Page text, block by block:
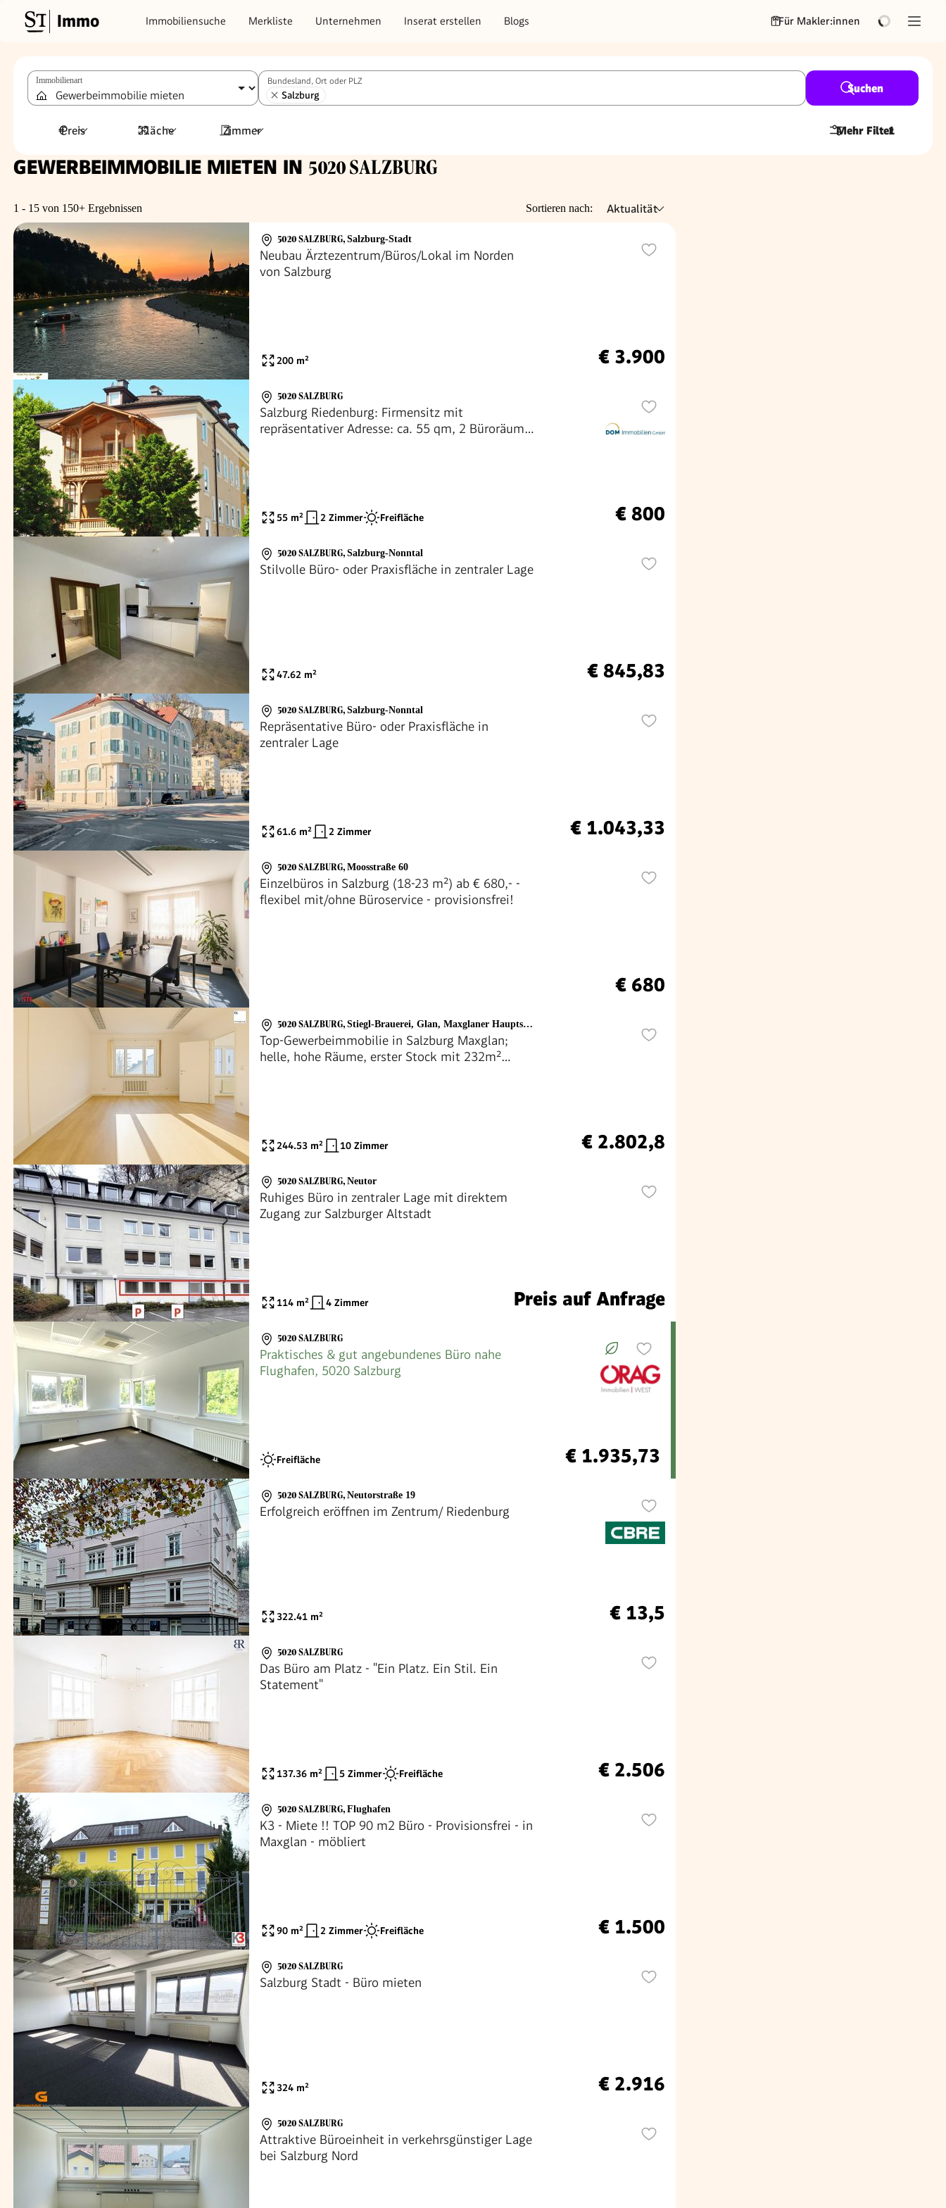
Immo Immobiliensuche Merkliste Unternehmen Inserat erstellen Blogs Für Makler:innen
Immobilienart Bundesland, Ort oder PLZ
Salzburg
Suchen
Preis Fläche Zimmer Mehr Filter
1
GEWERBEIMMOBILIE MIETEN IN 5020 SALZBURG
1 - 15 von 150+ Ergebnissen Sortieren nach: Aktualität
5020 SALZBURG, Salzburg-Stadt
Neubau Ärztezentrum/Büros/Lokal im Norden
von Salzburg
200 m² € 3.900
5020 SALZBURG
Salzburg Riedenburg: Firmensitz mit
repräsentativer Adresse: ca. 55 qm, 2 Büroräume
55 m² 2 Zimmer Freifläche € 800
5020 SALZBURG, Salzburg-Nonntal
Stilvolle Büro- oder Praxisfläche in zentraler Lage
47.62 m² € 845,83
5020 SALZBURG, Salzburg-Nonntal
Repräsentative Büro- oder Praxisfläche in
zentraler Lage
61.6 m² 2 Zimmer € 1.043,33
5020 SALZBURG, Moosstraße 60
Einzelbüros in Salzburg (18-23 m²) ab € 680,- -
flexibel mit/ohne Büroservice - provisionsfrei!
€ 680
5020 SALZBURG, Stiegl-Brauerei, Glan, Maxglaner Hauptstr., Moosstraße
Top-Gewerbeimmobilie in Salzburg Maxglan;
helle, hohe Räume, erster Stock mit 232m²
244.53 m² 10 Zimmer € 2.802,8
5020 SALZBURG, Neutor
Ruhiges Büro in zentraler Lage mit direktem
Zugang zur Salzburger Altstadt
114 m² 4 Zimmer Preis auf Anfrage
5020 SALZBURG
Praktisches & gut angebundenes Büro nahe
Flughafen, 5020 Salzburg
Freifläche € 1.935,73
5020 SALZBURG, Neutorstraße 19
Erfolgreich eröffnen im Zentrum/ Riedenburg
322.41 m² € 13,5
5020 SALZBURG
Das Büro am Platz - "Ein Platz. Ein Stil. Ein
Statement"
137.36 m² 5 Zimmer Freifläche € 2.506
5020 SALZBURG, Flughafen
K3 - Miete !! TOP 90 m2 Büro - Provisionsfrei - in
Maxglan - möbliert
90 m² 2 Zimmer Freifläche € 1.500
5020 SALZBURG
Salzburg Stadt - Büro mieten
324 m² € 2.916
5020 SALZBURG
Attraktive Büroeinheit in verkehrsgünstiger Lage
bei Salzburg Nord